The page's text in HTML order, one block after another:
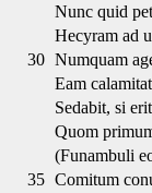
Nunc quid
Hecyram ad
30 Numquam
Eam
Sedabit, si
Quom
(Funambuli
35 Comitum